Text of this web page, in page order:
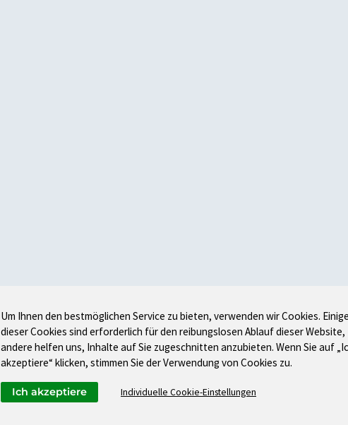
Um Ihnen den bestmöglichen Service zu bieten, verwenden wir Cookies.
dieser Cookies sind erforderlich für den reibungslosen Ablauf dieser Website,
andere helfen uns, Inhalte auf Sie zugeschnitten anzubieten. Wenn Sie auf
akzeptiere“ klicken, stimmen Sie der Verwendung von Cookies zu.
Individuelle Cookie-Einstellungen
Ich akzeptiere